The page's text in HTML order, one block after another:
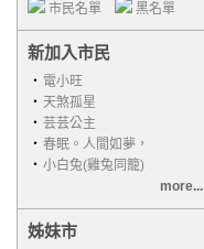
市民名單 黑名單
新加入市民
‧ 電小旺
‧ 天煞孤星
‧ 芸芸公主
‧ 春眠。人間如夢，
‧ 小白兔(雞兔同籠)
more...
姊妹市